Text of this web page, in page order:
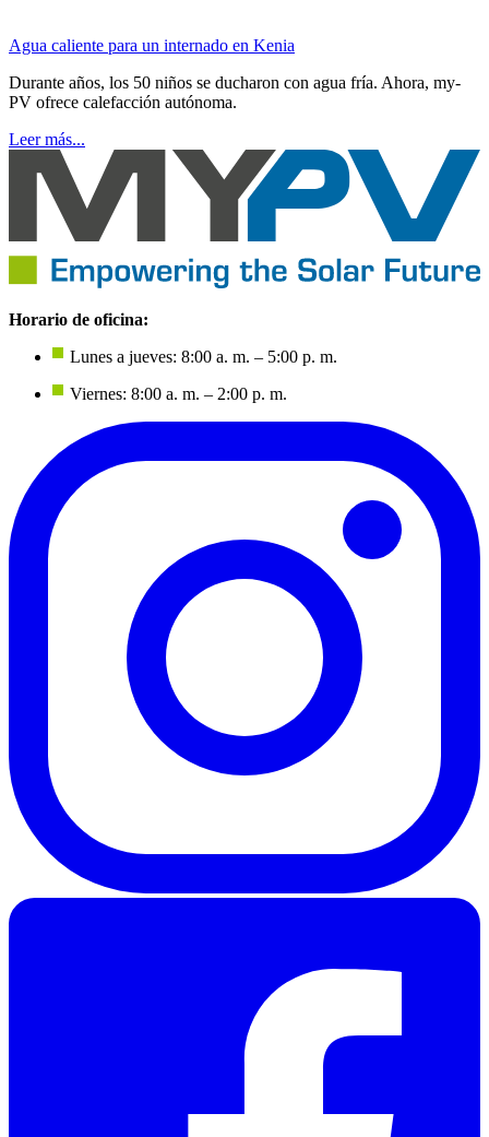
Agua caliente para un internado en Kenia
Durante años, los 50 niños se ducharon con agua fría. Ahora, my-
PV ofrece calefacción autónoma.
Leer más...
Horario de oficina:
Lunes a jueves: 8:00 a. m. – 5:00 p. m.
Viernes: 8:00 a. m. – 2:00 p. m.